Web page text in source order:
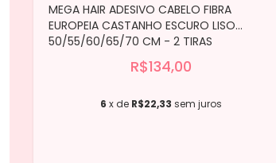
MEGA HAIR ADESIVO CABELO FIBRA
EUROPEIA CASTANHO ESCURO LISO
50/55/60/65/70 CM - 2 TIRAS
R$134,00
6 x de R$22,33 sem juros